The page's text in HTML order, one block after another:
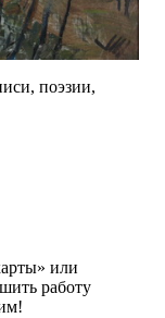
поэзии,
или
работу